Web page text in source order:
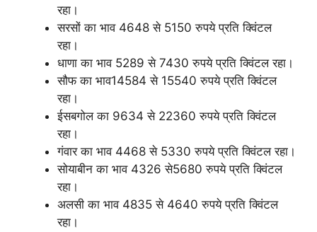
रहा।
सरसों का भाव 4648 से 5150 रुपये प्रति क्विंटल
रहा।
धाणा का भाव 5289 से 7430 रुपये प्रति क्विंटल रहा।
सौफ का भाव14584 से 15540 रुपये प्रति क्विंटल
रहा।
ईसबगोल का 9634 से 22360 रुपये प्रति क्विंटल
रहा।
गंवार का भाव 4468 से 5330 रुपये प्रति क्विंटल रहा।
सोयाबीन का भाव 4326 से5680 रुपये प्रति क्विंटल
रहा।
अलसी का भाव 4835 से 4640 रुपये प्रति क्विंटल
रहा।